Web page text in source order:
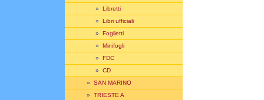
» Libretti
» Libri ufficiali
» Foglietti
» Minifogli
» FDC
» CD
» SAN MARINO
» TRIESTE A